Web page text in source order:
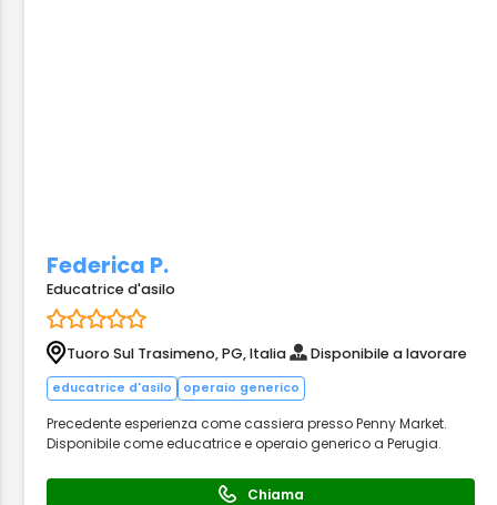
Federica P.
Educatrice d'asilo
Tuoro Sul Trasimeno, PG, Italia Disponibile a lavorare
educatrice d'asilo operaio generico
Precedente esperienza come cassiera presso Penny Market.
Disponibile come educatrice e operaio generico a Perugia.
Chiama